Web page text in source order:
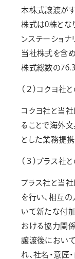
本株式譲渡が
株式は0株とな
ンステーショ
当社株式を含
株式総数の76.3
（２）コクヨ社
コクヨ社と当
ることで海外
とした業務提携
（３）プラス社
プラス社と当
を行い、相互
いて新たな付
おける協力関
譲渡後におい
れ、社名・意匠